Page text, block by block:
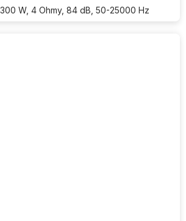
300 W, 4 Ohmy, 84 dB, 50-25000 Hz